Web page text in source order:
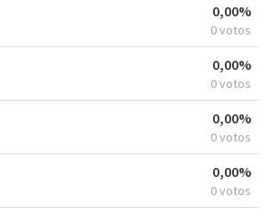
0,00%
0 votos
0,00%
0 votos
0,00%
0 votos
0,00%
0 votos